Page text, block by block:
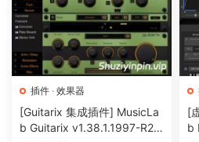
your vocals are always pitch-
Key Features:
– Scale & Key Settings: Easily
with advanced tuning reference
scales (major, minor) and
插件 · 效果器
[Guitarix 集成插件] MusicLa
b Guitarix v1.38.1.1997-R2R
[
b